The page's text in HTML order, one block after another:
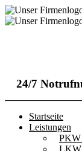
24/7
Startseite
Leistungen
PKW
LKW